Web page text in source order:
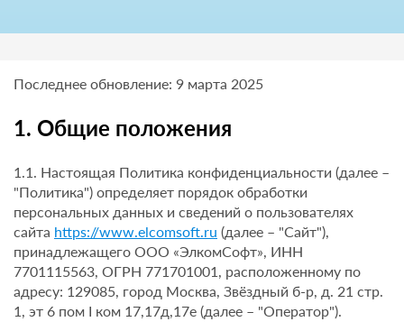
Последнее обновление: 9 марта 2025
1. Общие положения
1.1. Настоящая Политика конфиденциальности (далее –
"Политика") определяет порядок обработки
персональных данных и сведений о пользователях
сайта https://www.elcomsoft.ru (далее – "Сайт"),
принадлежащего ООО «ЭлкомСофт», ИНН
7701115563, ОГРН 771701001, расположенному по
адресу: 129085, город Москва, Звёздный б-р, д. 21 стр.
1, эт 6 пом I ком 17,17д,17е (далее – "Оператор").